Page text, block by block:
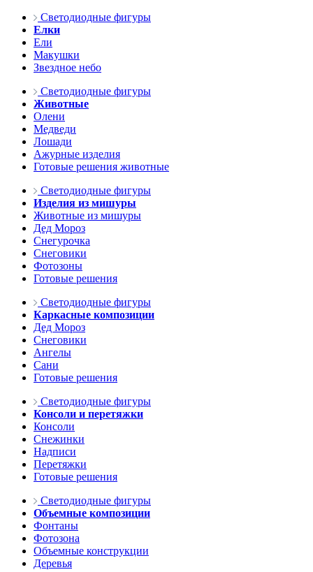
Светодиодные фигуры
Елки
Ели
Макушки
Звездное небо
Светодиодные фигуры
Животные
Олени
Медведи
Лошади
Ажурные изделия
Готовые решения животные
Светодиодные фигуры
Изделия из мишуры
Животные из мишуры
Дед Мороз
Снегурочка
Снеговики
Фотозоны
Готовые решения
Светодиодные фигуры
Каркасные композиции
Дед Мороз
Снеговики
Ангелы
Сани
Готовые решения
Светодиодные фигуры
Консоли и перетяжки
Консоли
Снежинки
Надписи
Перетяжки
Готовые решения
Светодиодные фигуры
Объемные композиции
Фонтаны
Фотозона
Объемные конструкции
Деревья